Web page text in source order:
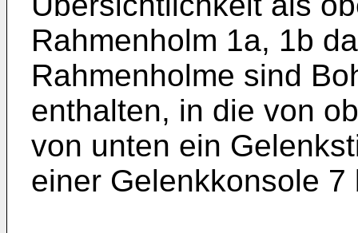
Rahmenholm 1a, 1b
Rahmenholme sind
enthalten, in die von
von unten ein
einer Gelenkkonsole 7